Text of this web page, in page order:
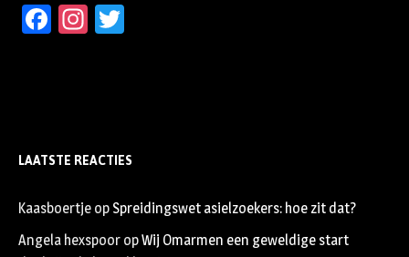
Facebook
Instagram
LAATSTE REACTIES
Kaasboertje op Spreidingswet asielzoekers: hoe zit dat?
Angela hexspoor opWij Omarmen een geweldige start